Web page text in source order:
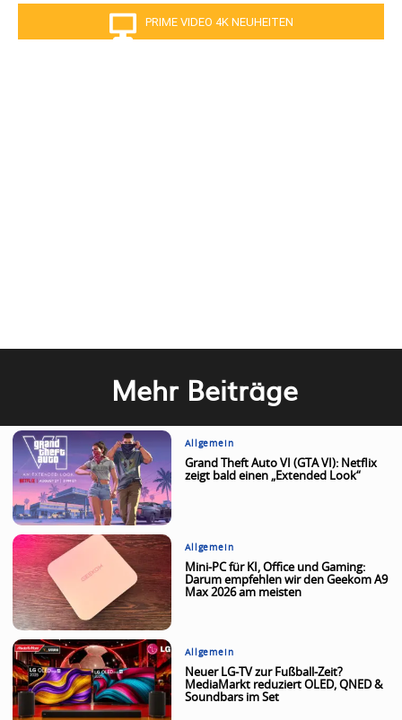
PRIME VIDEO 4K NEUHEITEN
Mehr Beiträge
Allgemein
Grand Theft Auto VI (GTA VI): Netflix
zeigt bald einen „Extended Look“
Allgemein
Mini-PC für KI, Office und Gaming:
Darum empfehlen wir den Geekom A9
Max 2026 am meisten
Allgemein
Neuer LG-TV zur Fußball-Zeit?
MediaMarkt reduziert OLED, QNED &
Soundbars im Set